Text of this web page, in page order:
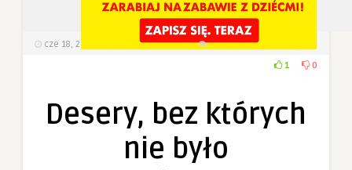
cze 18, 2025 Wyświetlenia 0 Komentarzy
1 0
Desery, bez których
nie było